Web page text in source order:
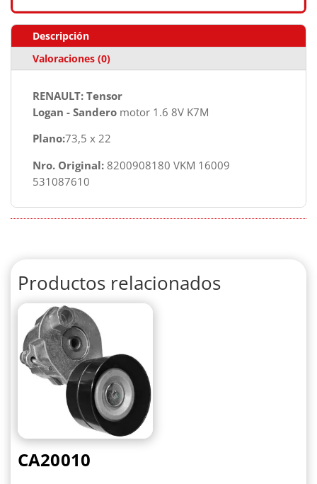
Descripción
Valoraciones (0)
RENAULT: Tensor
Logan - Sandero motor 1.6 8V K7M
Plano:73,5 x 22
Nro. Original: 8200908180 VKM 16009
531087610
Productos relacionados
CA20010